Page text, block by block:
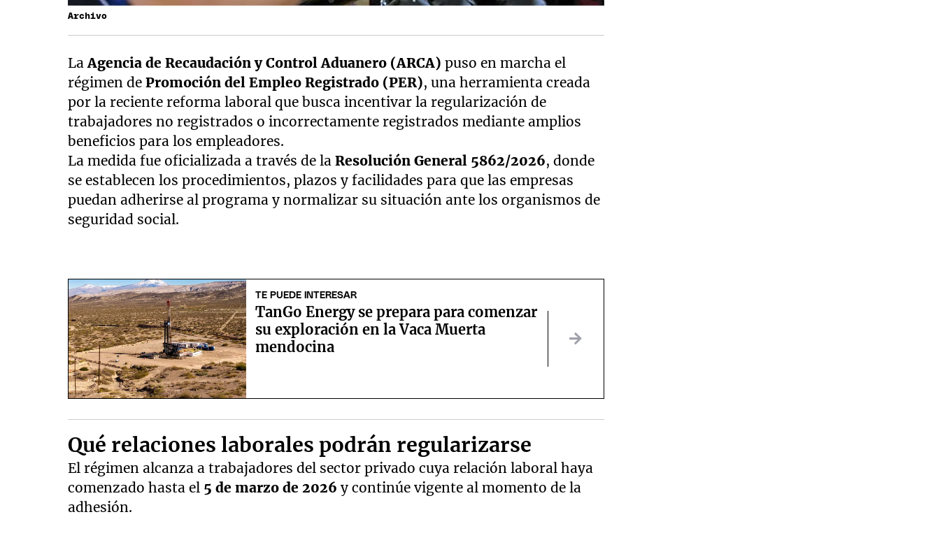
Archivo
LaAgencia de Recaudación y Control Aduanero (ARCA) puso en marcha el
régimen dePromoción del Empleo Registrado (PER), una herramienta creada
por la reciente reforma laboral que busca incentivar la regularización de
trabajadores no registrados o incorrectamente registrados mediante amplios
beneficios para los empleadores.
La medida fue oficializada a través de laResolución General 5862/2026, donde
se establecen los procedimientos, plazos y facilidades para que las empresas
puedan adherirse al programa y normalizar su situación ante los organismos de
seguridad social.
TE PUEDE INTERESAR
TanGo Energy se prepara para comenzar
su exploración en la Vaca Muerta
mendocina
Qué relaciones laborales podrán regularizarse
El régimen alcanza a trabajadores del sector privado cuya relación laboral haya
comenzado hasta el 5 de marzo de 2026 y continúe vigente al momento de la
adhesión.